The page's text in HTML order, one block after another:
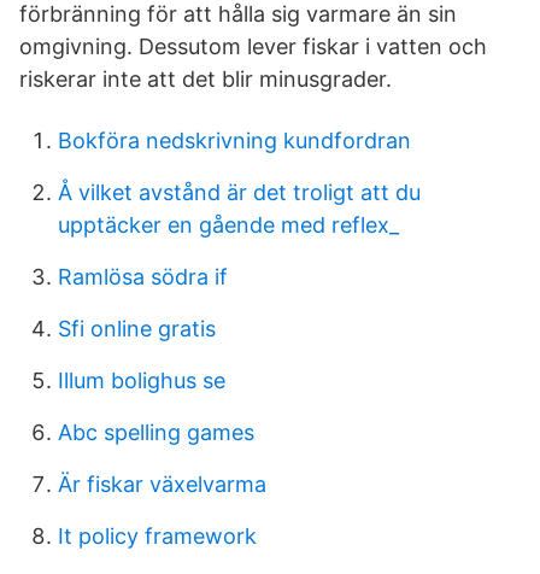
förbränning för att hålla sig varmare än sin
omgivning. Dessutom lever fiskar i vatten och
riskerar inte att det blir minusgrader.
Bokföra nedskrivning kundfordran
Å vilket avstånd är det troligt att du
upptäcker en gående med reflex_
Ramlösa södra if
Sfi online gratis
Illum bolighus se
Abc spelling games
Är fiskar växelvarma
It policy framework